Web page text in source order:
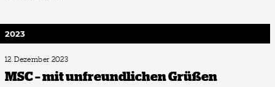
2023
12. Dezember 2023
MSC – mit unfreundlichen Grüßen